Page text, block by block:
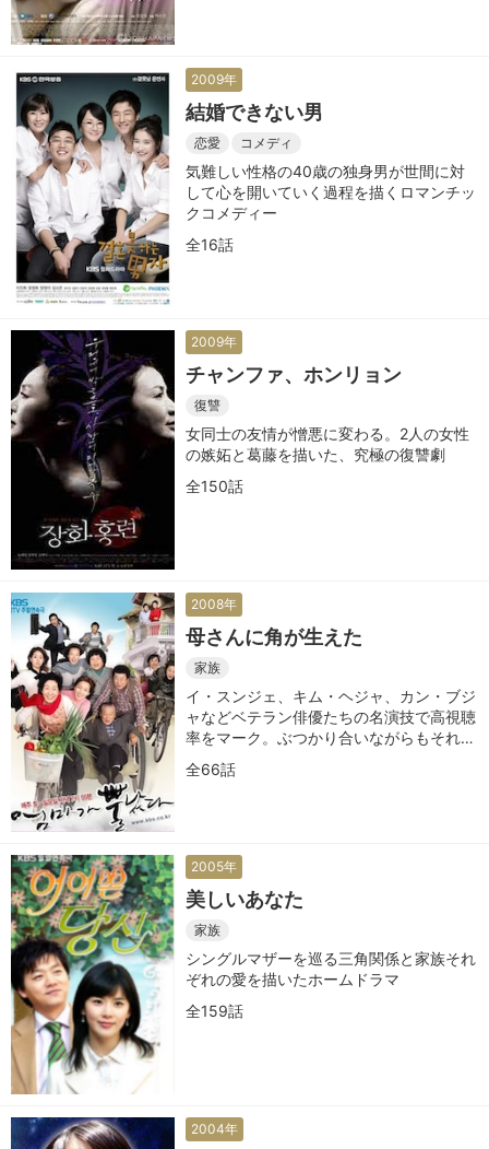
2009年
結婚できない男
恋愛 コメディ
気難しい性格の40歳の独身男が世間に対
して心を開いていく過程を描くロマンチッ
クコメディー
全16話
2009年
チャンファ、ホンリョン
復讐
女同士の友情が憎悪に変わる。2人の女性
の嫉妬と葛藤を描いた、究極の復讐劇
全150話
2008年
母さんに角が生えた
家族
イ・スンジェ、キム・ヘジャ、カン・ブジ
ャなどベテラン俳優たちの名演技で高視聴
率をマーク。ぶつかり合いながらもそれぞ
れが成長し愛情を育んでいくホームドラマ
全66話
2005年
美しいあなた
家族
シングルマザーを巡る三角関係と家族それ
ぞれの愛を描いたホームドラマ
全159話
2004年